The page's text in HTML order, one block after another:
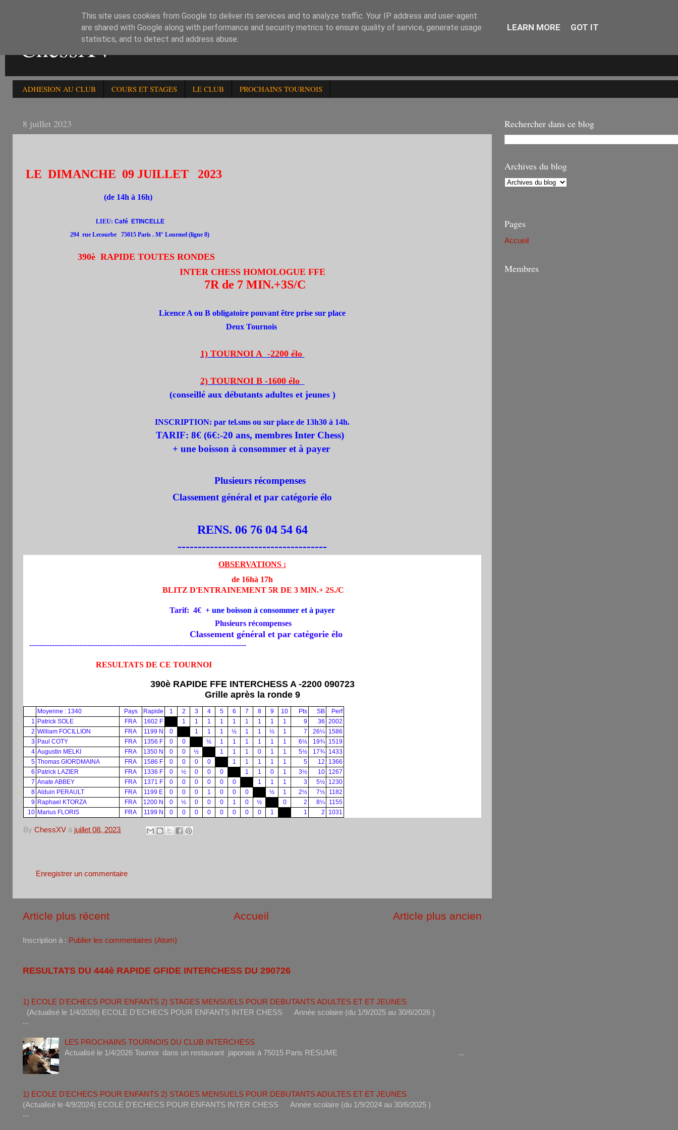
ChessXV
ADHESION AU CLUB COURS ET STAGES LE CLUB PROCHAINS TOURNOIS
8 juillet 2023
LE DIMANCHE 09 JUILLET 2023
(de 14h à 16h)
LIEU: Café ETINCELLE
294 rue Lecourbe 75015 Paris . M° Lourmel (ligne 8)
390è RAPIDE TOUTES RONDES
INTER CHESS HOMOLOGUE FFE
7R de 7 MIN.+3S/C
Licence A ou B obligatoire pouvant être prise sur place
Deux Tournois
1) TOURNOI A -2200 élo
2) TOURNOI B -1600 élo
(conseillé aux débutants adultes et jeunes)
INSCRIPTION: par tel.sms ou sur place de 13h30 à 14h.
TARIF: 8€ (6€:-20 ans, membres Inter Chess)
+ une boisson à consommer et à payer
Plusieurs récompenses
Classement général et par catégorie élo
RENS. 06 76 04 54 64
-------------------------------------
OBSERVATIONS :
de 16hà 17h
BLITZ D'ENTRAINEMENT 5R DE 3 MIN.+ 2S./C
Tarif: 4€ + une boisson à consommer et à payer
Plusieurs récompenses
Classement général et par catégorie élo
--------------------------------------------------------------------------------------
RESULTATS DE CE TOURNOI
390è RAPIDE FFE INTERCHESS A -2200 090723
Grille après la ronde 9
Moyenne : 1340 Pays Rapide 1 2 3 4 5 6 7 8 9 10 Pts SB
Perf
1 Patrick SOLE FRA 1602 F 1 1 1 1 1 1 1 1 1 9 36 2002
2 William FOCILLION FRA 1199 N 0 1 1 1 ½ 1 1 ½ 1 7 26¼ 1586
3 Paul COTY FRA 1356 F 0 0 ½ 1 1 1 1 1 1 6½ 19¾ 1519
4 Augustin MELKI FRA 1350 N 0 0 ½ 1 1 1 0 1 1 5½ 17¾ 1433
5 Thomas GIORDMAINA FRA 1586 F 0 0 0 0 1 1 1 1 1 5 12
1366
6 Patrick LAZIER FRA 1336 F 0 ½ 0 0 0 1 1 0 1 3½ 10 1267
7 Anate ABBEY FRA 1371 F 0 0 0 0 0 0 1 1 1 3 5½ 1230
8 Alduin PERAULT FRA 1199 E 0 0 0 1 0 0 0 ½ 1 2½ 7½
1182
9 Raphael KTORZA FRA 1200 N 0 ½ 0 0 0 1 0 ½ 0 2 8¼
1155
10 Marius FLORIS FRA 1199 N 0 0 0 0 0 0 0 0 1 1 2 1031
By ChessXV à juillet 08, 2023
Enregistrer un commentaire
Article plus récent Article plus ancien
Accueil
Inscription à : Publier les commentaires (Atom)
RESULTATS DU 444è RAPIDE GFIDE INTERCHESS DU 290726
1) ECOLE D'ECHECS POUR ENFANTS 2) STAGES MENSUELS POUR DEBUTANTS ADULTES ET ET JEUNES
(Actualisé le 1/4/2026) ECOLE D'ECHECS POUR ENFANTS INTER CHESS Année scolaire (du 1/9/2025 au 30/6/2026 )
...
LES PROCHAINS TOURNOIS DU CLUB INTERCHESS
Actualisé le 1/4/2026 Tournoi dans un restaurant japonais à 75015 Paris RESUME ...
1) ECOLE D'ECHECS POUR ENFANTS 2) STAGES MENSUELS POUR DEBUTANTS ADULTES ET ET JEUNES
(Actualisé le 4/9/2024) ECOLE D'ECHECS POUR ENFANTS INTER CHESS Année scolaire (du 1/9/2024 au 30/6/2025 )
...
Rechercher dans ce blog
Archives du blog
Pages
Accueil
Membres
This site uses cookies from Google to deliver its services and to analyze traffic. Your IP address and user-agent
are shared with Google along with performance and security metrics to ensure quality of service, generate usage
statistics, and to detect and address abuse.
LEARN MORE GOT IT